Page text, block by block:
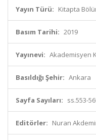
Yayın Türü: Kitapta
Basım Tarihi: 2019
Yayınevi: Akademisyen
Basıldığı Şehir: Ankara
Sayfa Sayıları: ss.553-
Editörler: Nuran